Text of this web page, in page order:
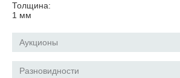
Толщина:
1 мм
Аукционы
Разновидности